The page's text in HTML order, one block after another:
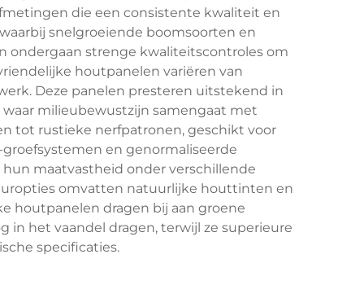
die een consistente kwaliteit en
snelgroeiende boomsoorten en
ondergaan strenge kwaliteitscontroles om
houtpanelen variëren van
Deze panelen presteren uitstekend in
milieubewustzijn samengaat met
tot rustieke nerfpatronen, geschikt voor
en genormaliseerde
maatvastheid onder verschillende
omvatten natuurlijke houttinten en
houtpanelen dragen bij aan groene
in het vaandel dragen, terwijl ze superieure
specificaties.